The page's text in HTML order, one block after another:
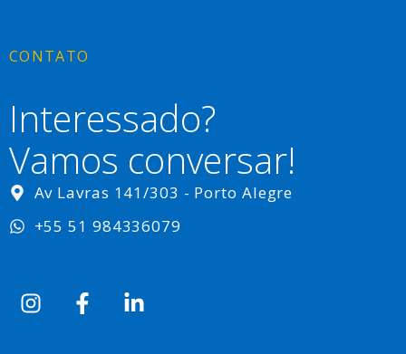
CONTATO
Interessado?
Vamos conversar!
Av Lavras 141/303 - Porto Alegre
+55 51 984336079